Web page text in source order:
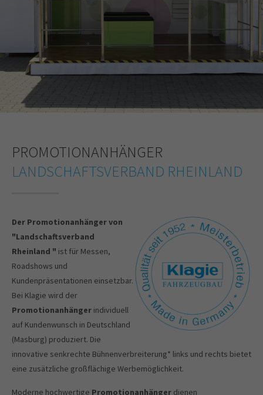
PROMOTIONANHÄNGER
LANDSCHAFTSVERBAND RHEINLAND
Der Promotionanhänger von
"Landschaftsverband
Rheinland " ist für Messen,
Roadshows und
Kundenpräsentationen einsetzbar.
Bei Klagie wird der
Promotionanhänger individuell
auf Kundenwunsch in Deutschland
(Masburg) produziert. Die
innovative senkrechte Bühnenverbreiterung* links und rechts bietet
eine zusätzliche großflächige Werbemöglichkeit.
Moderne hochwertige Promotionanhänger dienen